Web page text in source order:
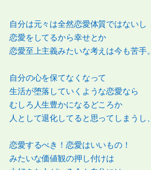
自分は元々は全然恋愛体質ではないし
恋愛をしてるから幸せとか
恋愛至上主義みたいな考えは今も苦手。
自分の心を保てなくなって
生活が堕落していくような恋愛なら
むしろ人生豊かになるどころか
人として退化してると思ってしまうし、
恋愛するべき！恋愛はいいもの！
みたいな価値観の押し付けは